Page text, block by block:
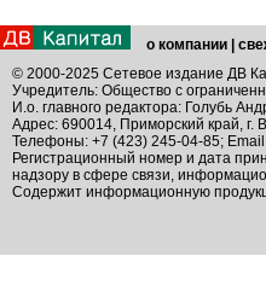
о компании
© 2000-2025 Сетевое издание ДВ
Учредитель: Общество с
И.о. главного редактора: Голубь
Адрес: 690014, Приморский край, г.
Телефоны: +7 (423) 245-04-85;
Регистрационный номер и дата
надзору в сфере связи,
Содержит информационную